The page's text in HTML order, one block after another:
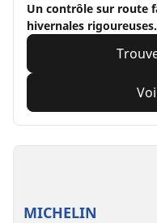
Un contrôle sur route
hivernales rigoureuses.
MICHELIN